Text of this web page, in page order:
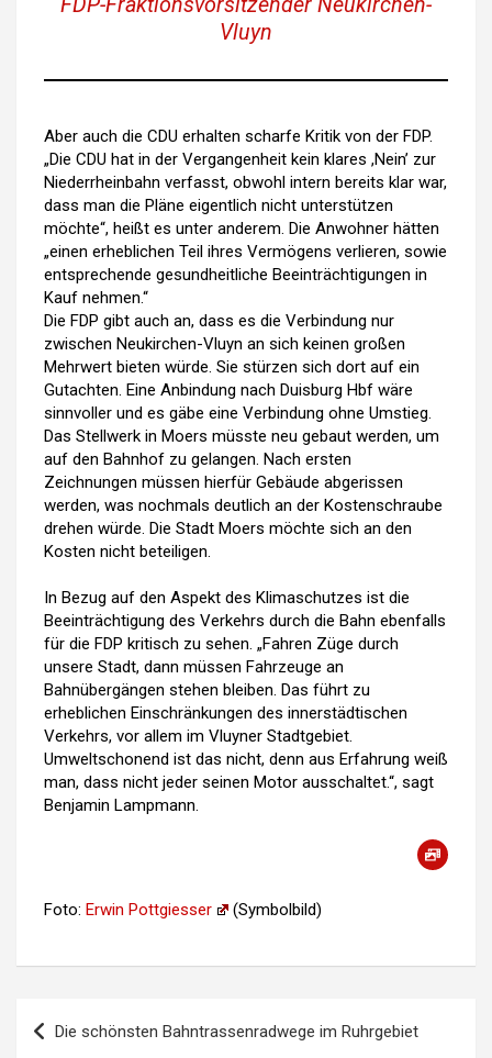
FDP-Fraktionsvorsitzender Neukirchen-
Vluyn
Aber auch die CDU erhalten scharfe Kritik von der FDP.
„Die CDU hat in der Vergangenheit kein klares ,Nein’ zur
Niederrheinbahn verfasst, obwohl intern bereits klar war,
dass man die Pläne eigentlich nicht unterstützen
möchte“, heißt es unter anderem. Die Anwohner hätten
„einen erheblichen Teil ihres Vermögens verlieren, sowie
entsprechende gesundheitliche Beeinträchtigungen in
Kauf nehmen.“
Die FDP gibt auch an, dass es die Verbindung nur
zwischen Neukirchen-Vluyn an sich keinen großen
Mehrwert bieten würde. Sie stürzen sich dort auf ein
Gutachten. Eine Anbindung nach Duisburg Hbf wäre
sinnvoller und es gäbe eine Verbindung ohne Umstieg.
Das Stellwerk in Moers müsste neu gebaut werden, um
auf den Bahnhof zu gelangen. Nach ersten
Zeichnungen müssen hierfür Gebäude abgerissen
werden, was nochmals deutlich an der Kostenschraube
drehen würde. Die Stadt Moers möchte sich an den
Kosten nicht beteiligen.
In Bezug auf den Aspekt des Klimaschutzes ist die
Beeinträchtigung des Verkehrs durch die Bahn ebenfalls
für die FDP kritisch zu sehen. „Fahren Züge durch
unsere Stadt, dann müssen Fahrzeuge an
Bahnübergängen stehen bleiben. Das führt zu
erheblichen Einschränkungen des innerstädtischen
Verkehrs, vor allem im Vluyner Stadtgebiet.
Umweltschonend ist das nicht, denn aus Erfahrung weiß
man, dass nicht jeder seinen Motor ausschaltet.“, sagt
Benjamin Lampmann.
Foto: Erwin Pottgiesser (Symbolbild)
Die schönsten Bahntrassenradwege im Ruhrgebiet